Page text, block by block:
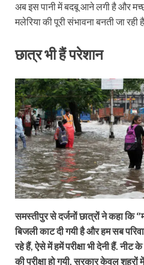
अब इस पानी में बदबू आने लगी है और
मलेरिया की पूरी संभावना बनती जा रही
छात्र भी हैं परेशान
समस्तीपुर से दर्जनों छात्रों ने कहा कि
बिजली काट दी गयी है और हम सब
रहे हैं, ऐसे में हमें परीक्षा भी देनी हैं. नीट
की परीक्षा हो गयी, सरकार केवल शहरों